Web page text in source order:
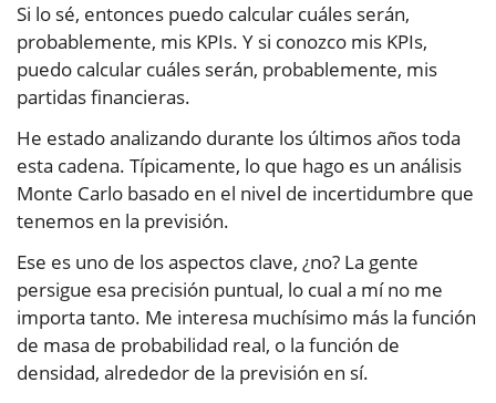
Si lo sé, entonces puedo calcular cuáles serán,
probablemente, mis KPIs. Y si conozco mis KPIs,
puedo calcular cuáles serán, probablemente, mis
partidas financieras.
He estado analizando durante los últimos años toda
esta cadena. Típicamente, lo que hago es un análisis
Monte Carlo basado en el nivel de incertidumbre que
tenemos en la previsión.
Ese es uno de los aspectos clave, ¿no? La gente
persigue esa precisión puntual, lo cual a mí no me
importa tanto. Me interesa muchísimo más la función
de masa de probabilidad real, o la función de
densidad, alrededor de la previsión en sí.